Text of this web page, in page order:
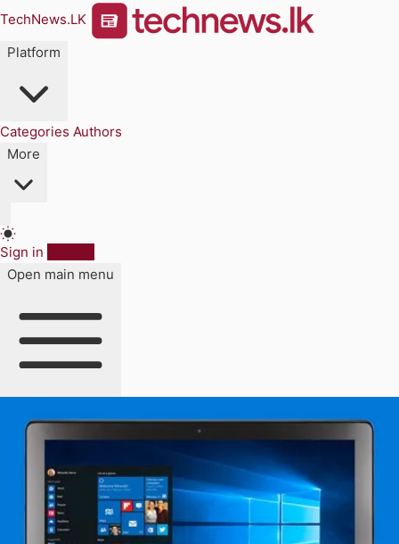
TechNews.LK
Platform
Categories Authors
More
Sign in
Open main menu